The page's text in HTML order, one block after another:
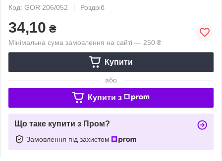
Код: GOR 206/052
Роздріб
34,10 ₴
Мінімальна сума замовлення на сайті — 250 ₴
Купити
або
Купити з
Що таке купити з Пром?
Замовлення під захистом